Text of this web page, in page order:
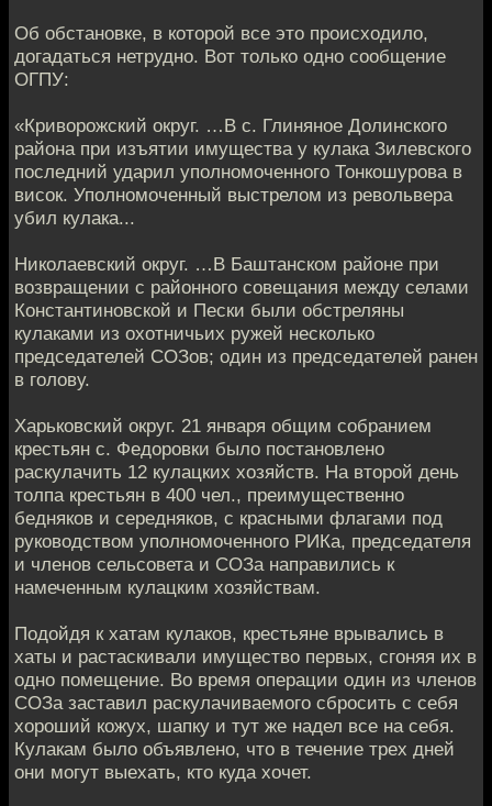
Об обстановке, в которой все это происходило,
догадаться нетрудно. Вот только одно сообщение
ОГПУ:
«Криворожский округ. …В с. Глиняное Долинского
района при изъятии имущества у кулака Зилевского
последний ударил уполномоченного Тонкошурова в
висок. Уполномоченный выстрелом из ре­вольвера
убил кулака...
Николаевский округ. …В Баштанском районе при
возвращении с районного совещания между селами
Константиновской и Пески были обстреляны
кулаками из охотни­чьих ружей несколько
председателей СОЗов; один из председателей ранен
в голову.
Харьковский округ. 21 января общим собранием
крестьян с. Федоровки было постановлено
раскулачить 12 кулацких хозяйств. На второй день
толпа крестьян в 400 чел., преимущественно
бедняков и середняков, с красными флагами под
руководством уполномоченного РИКа, председателя
и членов сельсовета и СОЗа направились к
намеченным кулацким хозяйствам.
Подойдя к хатам кулаков, крестьяне врывались в
хаты и растаскивали имущество первых, сгоняя их в
одно помещение. Во время операции один из членов
СОЗа заставил раскулачиваемого сбросить с себя
хороший кожух, шапку и тут же надел все на себя.
Кулакам было объявлено, что в течение трех дней
они могут выехать, кто куда хочет.